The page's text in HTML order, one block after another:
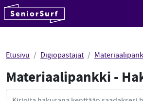
Hyppää sisältöön
Etusivu Digiopastajat
Materiaalipankki -
Haku